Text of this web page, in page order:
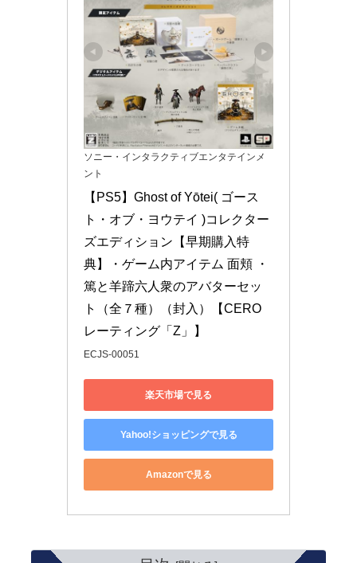
ソニー・インタラクティブエンタテインメ
ント
【PS5】Ghost of Yōtei( ゴース
ト・オブ・ヨウテイ )コレクター
ズエディション【早期購入特
典】・ゲーム内アイテム 面頬 ・
篤と羊蹄六人衆のアバターセッ
ト（全７種）（封入）【CERO
レーティング「Z」】
ECJS-00051
楽天市場で見る
Yahoo!ショッピングで見る
Amazonで見る